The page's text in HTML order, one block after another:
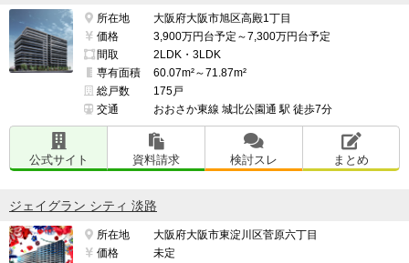
所在地
大阪府大阪市旭区高殿1丁目
価格
3,900万円台予定～7,300万円台予定
間取
2LDK・3LDK
専有面積
60.07m²～71.87m²
総戸数
175戸
交通
おおさか東線 城北公園通 駅 徒歩7分
公式サイト 資料請求 検討スレ まとめ
ジェイグラン シティ 淡路
所在地
大阪府大阪市東淀川区菅原六丁目
価格
未定